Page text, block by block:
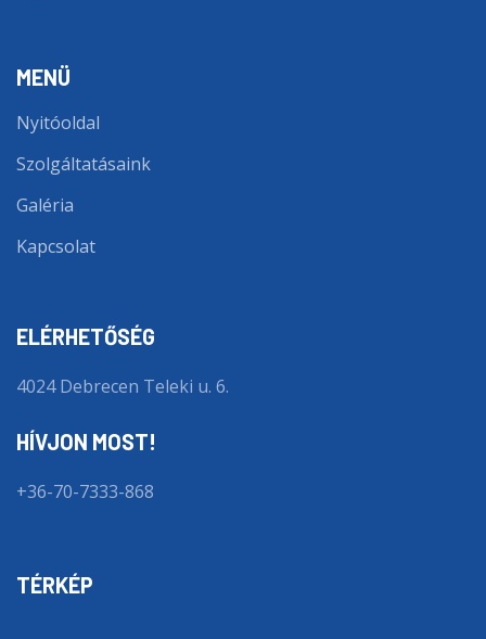
MENÜ
Nyitóoldal
Szolgáltatásaink
Galéria
Kapcsolat
ELÉRHETŐSÉG
4024 Debrecen Teleki u. 6.
HÍVJON MOST!
+36-70-7333-868
TÉRKÉP